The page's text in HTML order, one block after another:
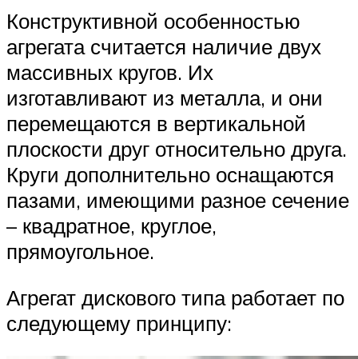
Конструктивной особенностью
агрегата считается наличие двух
массивных кругов. Их
изготавливают из металла, и они
перемещаются в вертикальной
плоскости друг относительно друга.
Круги дополнительно оснащаются
пазами, имеющими разное сечение
– квадратное, круглое,
прямоугольное.
Агрегат дискового типа работает по
следующему принципу: